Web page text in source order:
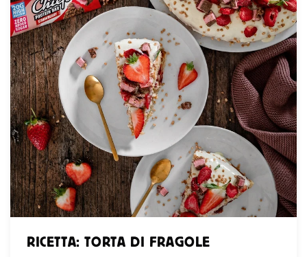
RICETTA: TORTA DI FRAGOLE